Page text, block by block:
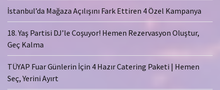
İstanbul’da Mağaza Açılışını Fark Ettiren 4 Özel Kampanya
18. Yaş Partisi DJ’le Coşuyor! Hemen Rezervasyon Oluştur,
Geç Kalma
TÜYAP Fuar Günlerin İçin 4 Hazır Catering Paketi | Hemen
Seç, Yerini Ayırt